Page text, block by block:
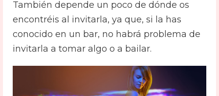
También depende un poco de dónde os
encontréis al invitarla, ya que, si la has
conocido en un bar, no habrá problema de
invitarla a tomar algo o a bailar.